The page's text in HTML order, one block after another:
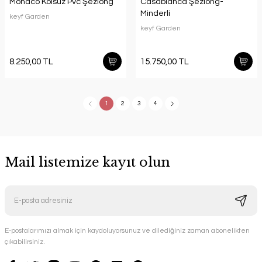
keyf Garden
8.250,00 TL
Minderli
keyf Garden
15.750,00 TL
1 2 3 4
Mail listemize kayıt olun
E-postalarımızı almak için kaydoluyorsunuz ve dilediğiniz zaman abonelikten
çıkabilirsiniz.